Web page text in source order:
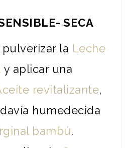
SECA
pulverizar la Leche
y aplicar una
revitalizante,
humedecida
bambú.